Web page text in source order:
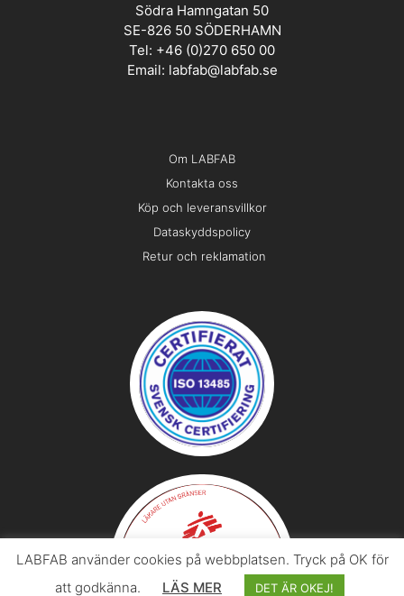
Södra Hamngatan 50
SE-826 50 SÖDERHAMN
Tel: +46 (0)270 650 00
Email: labfab@labfab.se
Om LABFAB
Kontakta oss
Köp och leveransvillkor
Dataskyddspolicy
Retur och reklamation
LABFAB använder cookies på webbplatsen. Tryck på OK för
att godkänna.
LÄS MER DET ÄR OKEJ!